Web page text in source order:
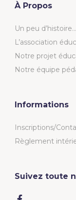
À Propos
Un peu d’histoire…
L’association
Notre projet
Notre équipe
Informations
Inscriptions/
Règlement
Suivez toute